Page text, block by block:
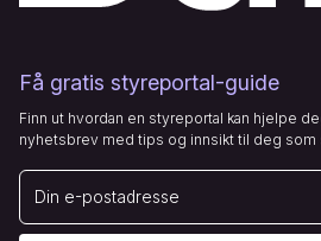
Få gratis styreportal-guide
Finn ut hvordan en styreportal kan hjelpe
nyhetsbrev med tips og innsikt til deg som
E-post